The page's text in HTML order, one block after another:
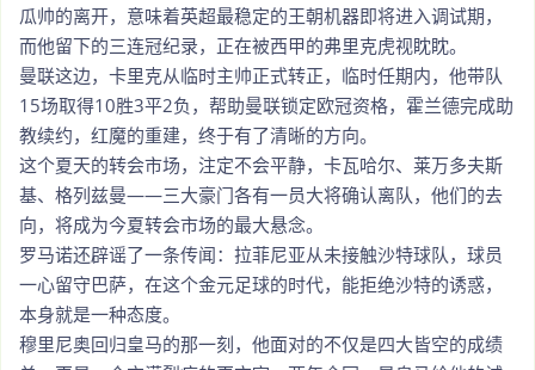
瓜帅的离开，意味着英超最稳定的王朝机器即将进入调试期，
而他留下的三连冠纪录，正在被西甲的弗里克虎视眈眈。
曼联这边，卡里克从临时主帅正式转正，临时任期内，他带队
15场取得10胜3平2负，帮助曼联锁定欧冠资格，霍兰德完成助
教续约，红魔的重建，终于有了清晰的方向。
这个夏天的转会市场，注定不会平静，卡瓦哈尔、莱万多夫斯
基、格列兹曼——三大豪门各有一员大将确认离队，他们的去
向，将成为今夏转会市场的最大悬念。
罗马诺还辟谣了一条传闻：拉菲尼亚从未接触沙特球队，球员
一心留守巴萨，在这个金元足球的时代，能拒绝沙特的诱惑，
本身就是一种态度。
穆里尼奥回归皇马的那一刻，他面对的不仅是四大皆空的成绩